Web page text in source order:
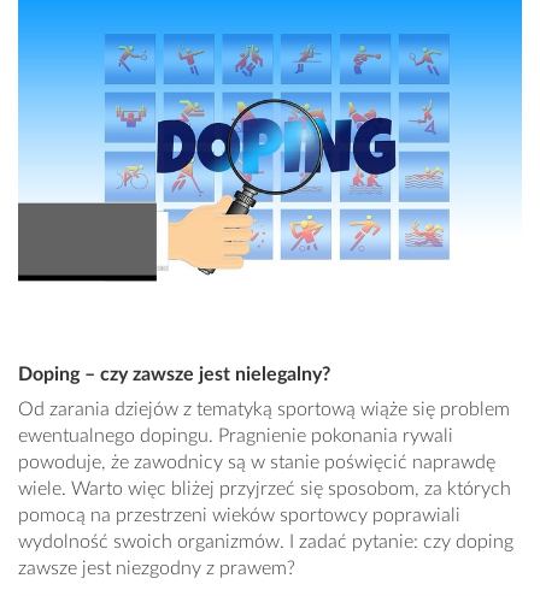
Doping – czy zawsze jest nielegalny?
Od zarania dziejów z tematyką sportową wiąże się problem
ewentualnego dopingu. Pragnienie pokonania rywali
powoduje, że zawodnicy są w stanie poświęcić naprawdę
wiele. Warto więc bliżej przyjrzeć się sposobom, za których
pomocą na przestrzeni wieków sportowcy poprawiali
wydolność swoich organizmów. I zadać pytanie: czy doping
zawsze jest niezgodny z prawem?